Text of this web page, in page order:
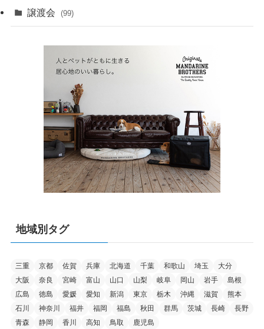
譲渡会 (99)
地域別タグ
三重 京都 佐賀 兵庫 北海道 千葉 和歌山 埼玉
大分
大阪
奈良 宮崎 富山 山口 山梨 岐阜 岡山 岩手
島根
広島
徳島 愛媛 愛知 新潟 東京 栃木 沖縄 滋賀
熊本
石川
神奈川 福井 福岡 福島 秋田 群馬 茨城 長崎
長野
青森
静岡 香川 高知 鳥取 鹿児島